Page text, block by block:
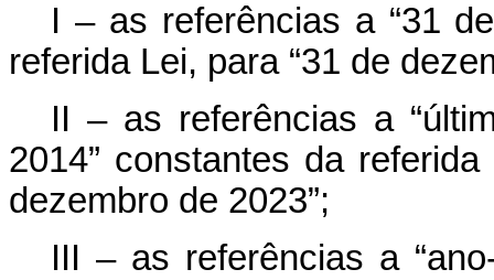
I – as referências a “31
referida Lei, para “31 de
II – as referências a
2014” constantes da
dezembro de 2023”;
III – as referências a